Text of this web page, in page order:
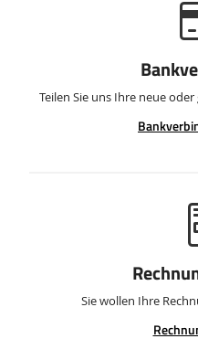
Teilen Sie uns Ihre neue
Sie wollen Ihre